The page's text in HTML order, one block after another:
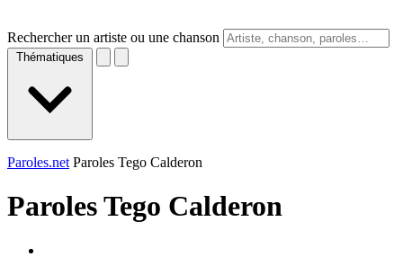
Rechercher un artiste ou une chanson
Thématiques
Paroles.net Paroles Tego Calderon
ParolesTego Calderon